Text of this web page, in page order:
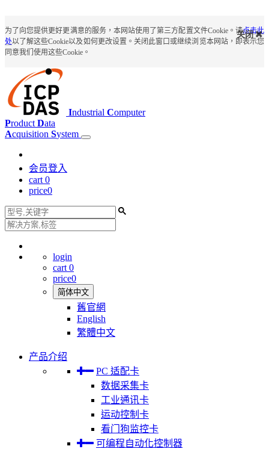
为了向您提供更好更满意的服务，本网站使用了第三方配置文件Cookie。请点击此
处以了解这些Cookie以及如何更改设置。关闭此窗口或继续浏览本网站，即表示您
同意我们使用这些Cookie。
关闭
Industrial Computer
Product Data
Acquisition System
会员登入
cart 0
price0
login
cart 0
price0
简体中文
舊官網
English
繁體中文
产品介绍
PC 适配卡
数据采集卡
工业通讯卡
运动控制卡
看门狗监控卡
可编程自动化控制器